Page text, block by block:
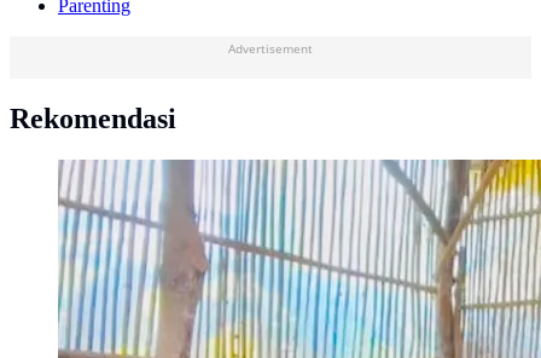
Parenting
Advertisement
Rekomendasi